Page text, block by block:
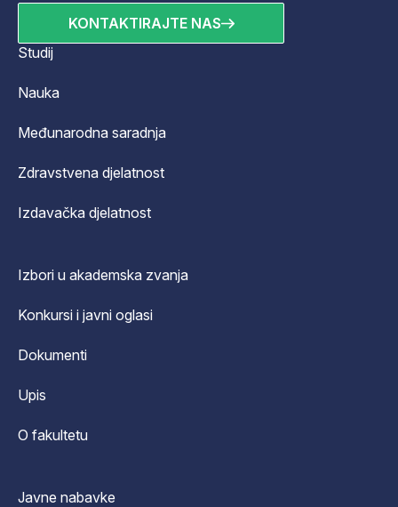
KONTAKTIRAJTE NAS
Studij
Nauka
Međunarodna saradnja
Zdravstvena djelatnost
Izdavačka djelatnost
Izbori u akademska zvanja
Konkursi i javni oglasi
Dokumenti
Upis
O fakultetu
Javne nabavke